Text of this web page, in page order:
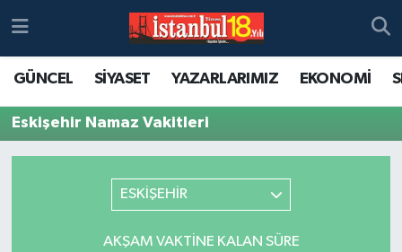
GÜNCEL SİYASET YAZARLARIMIZ EKONOMİ
Eskişehir Namaz Vakitleri
ESKİŞEHİR
AKŞAM VAKTINE KALAN SÜRE